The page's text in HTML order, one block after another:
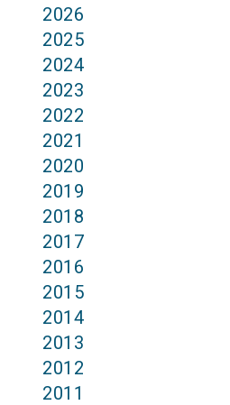
2026
2025
2024
2023
2022
2021
2020
2019
2018
2017
2016
2015
2014
2013
2012
2011